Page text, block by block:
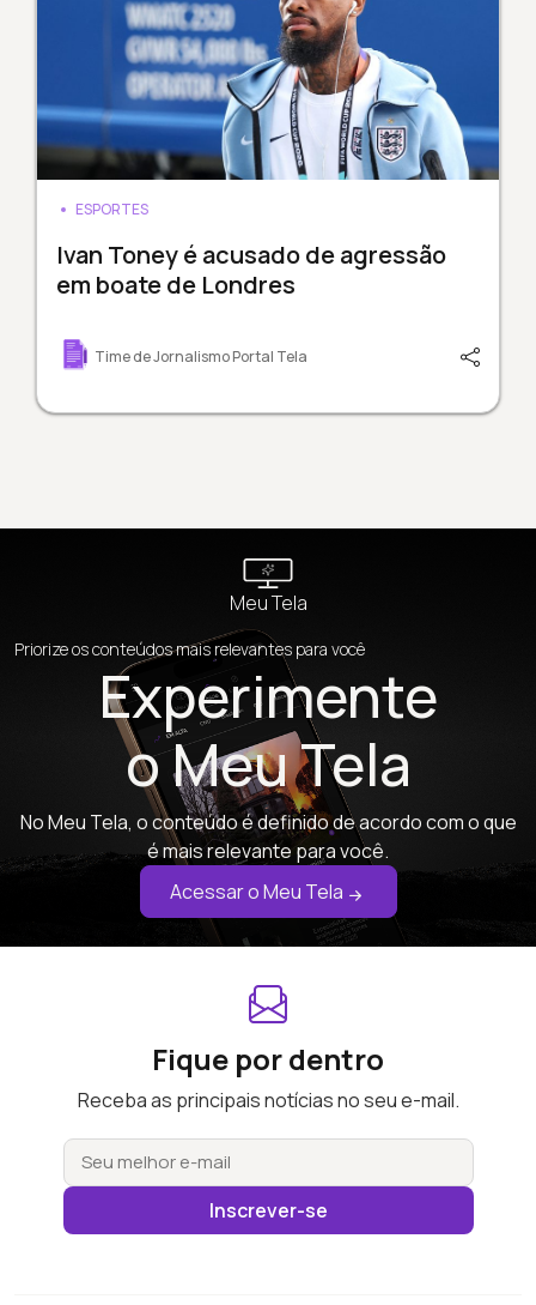
ESPORTES
Ivan Toney é acusado de agressão
em boate de Londres
Time de Jornalismo Portal Tela
Meu Tela
Priorize os conteúdos mais relevantes para você
Experimente
o Meu Tela
No Meu Tela, o conteúdo é definido de acordo com o que
é mais relevante para você.
Acessar o Meu Tela
Fique por dentro
Receba as principais notícias no seu e-mail.
Inscrever-se